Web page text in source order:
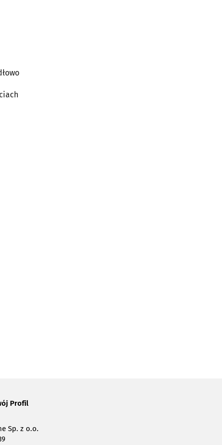
Profil
Sp. z o.o.